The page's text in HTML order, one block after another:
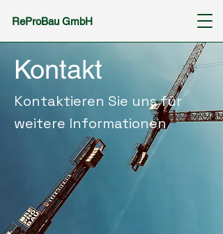
ReProBau GmbH
Kontakt
Kontaktieren Sie uns für
weitere Informationen